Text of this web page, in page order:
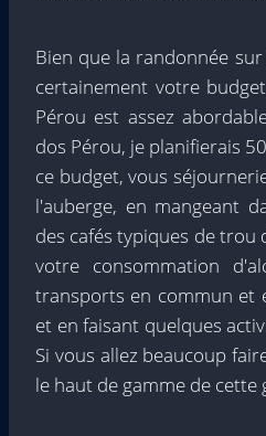
Bien que la randonnée
certainement votre
Pérou est assez
dos Pérou, je planifierais
ce budget, vous
l'auberge, en mangeant
des cafés typiques de
votre consommation
transports en commun et
et en faisant quelques
Si vous allez beaucoup
le haut de gamme de cette